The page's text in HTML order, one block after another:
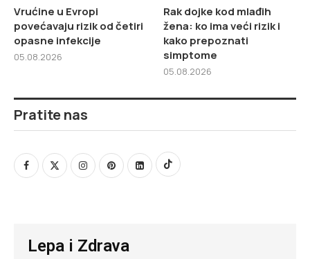
Vrućine u Evropi
povećavaju rizik od četiri
opasne infekcije
05.08.2026
Rak dojke kod mlađih
žena: ko ima veći rizik i
kako prepoznati
simptome
05.08.2026
Pratite nas
Lepa i Zdrava